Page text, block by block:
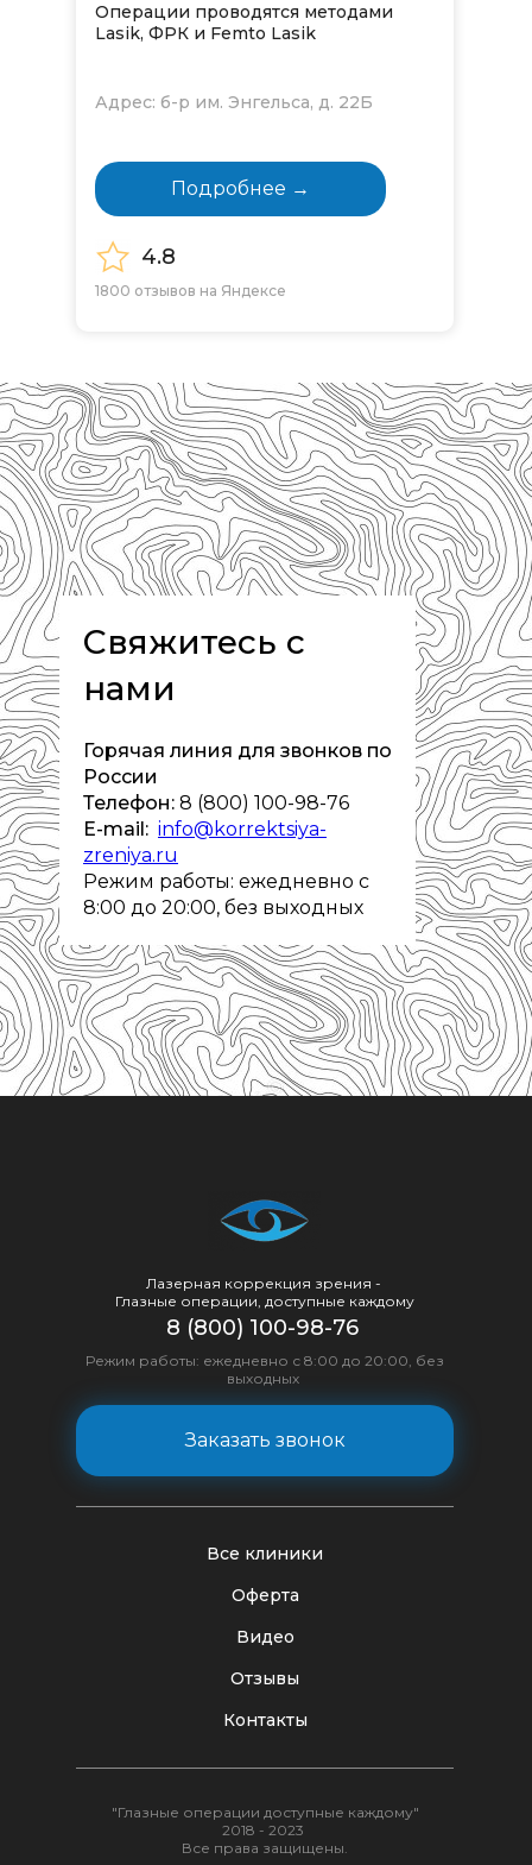
Операции проводятся методами
Lasik, ФРК и Femto Lasik
Подробнее →
Адрес: б-р им. Энгельса, д. 22Б
4.8
1800 отзывов на Яндексе
Свяжитесь с
нами
Горячая линия для звонков по
России
Телефон: 8 (800) 100-98-76
E-mail: info@korrektsiya-
zreniya.ru
Режим работы: ежедневно с
8:00 до 20:00, без выходных
Лазерная коррекция зрения -
Глазные операции, доступные каждому
Оферта
Видео
Все клиники
Отзывы
Контакты
8 (800) 100-98-76
Режим работы: ежедневно с 8:00 до 20:00, без
выходных
Заказать звонок
"Глазные операции доступные каждому"
2018 - 2023
Все права защищены.